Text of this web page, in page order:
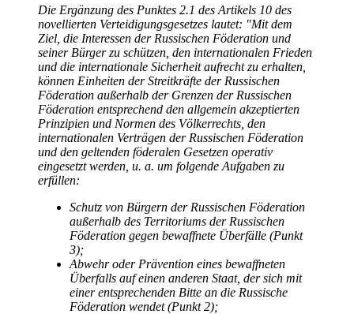
Die Ergänzung des Punktes 2.1 des Artikels 10 des
novellierten Verteidigungsgesetzes lautet: "Mit dem
Ziel, die Interessen der Russischen Föderation und
seiner Bürger zu schützen, den internationalen Frieden
und die internationale Sicherheit aufrecht zu erhalten,
können Einheiten der Streitkräfte der Russischen
Föderation außerhalb der Grenzen der Russischen
Föderation entsprechend den allgemein akzeptierten
Prinzipien und Normen des Völkerrechts, den
internationalen Verträgen der Russischen Föderation
und den geltenden föderalen Gesetzen operativ
eingesetzt werden, u. a. um folgende Aufgaben zu
erfüllen:
Schutz von Bürgern der Russischen Föderation
außerhalb des Territoriums der Russischen
Föderation gegen bewaffnete Überfälle (Punkt
3);
Abwehr oder Prävention eines bewaffneten
Überfalls auf einen anderen Staat, der sich mit
einer entsprechenden Bitte an die Russische
Föderation wendet (Punkt 2);